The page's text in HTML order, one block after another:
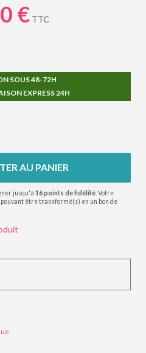
€ TTC
SOUS 48-72H
EXPRESS 24H
AU PANIER
jusqu'à 16points de fidélité . Votre
pouvant être transformé(s) en un bon de